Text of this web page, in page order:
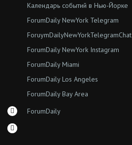
Календарь событий в Нью-Йорке
ForumDaily NewYork Telegram
ForuymDailyNewYorkTelegramChat
ForumDaily NewYork Instagram
ForumDaily Miami
ForumDaily Los Angeles
ForumDaily Bay Area
ForumDaily